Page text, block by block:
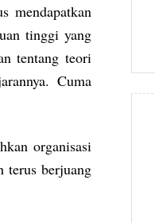
mendapatkan
tinggi yang
tentang teori
Cuma
organisasi
terus berjuang